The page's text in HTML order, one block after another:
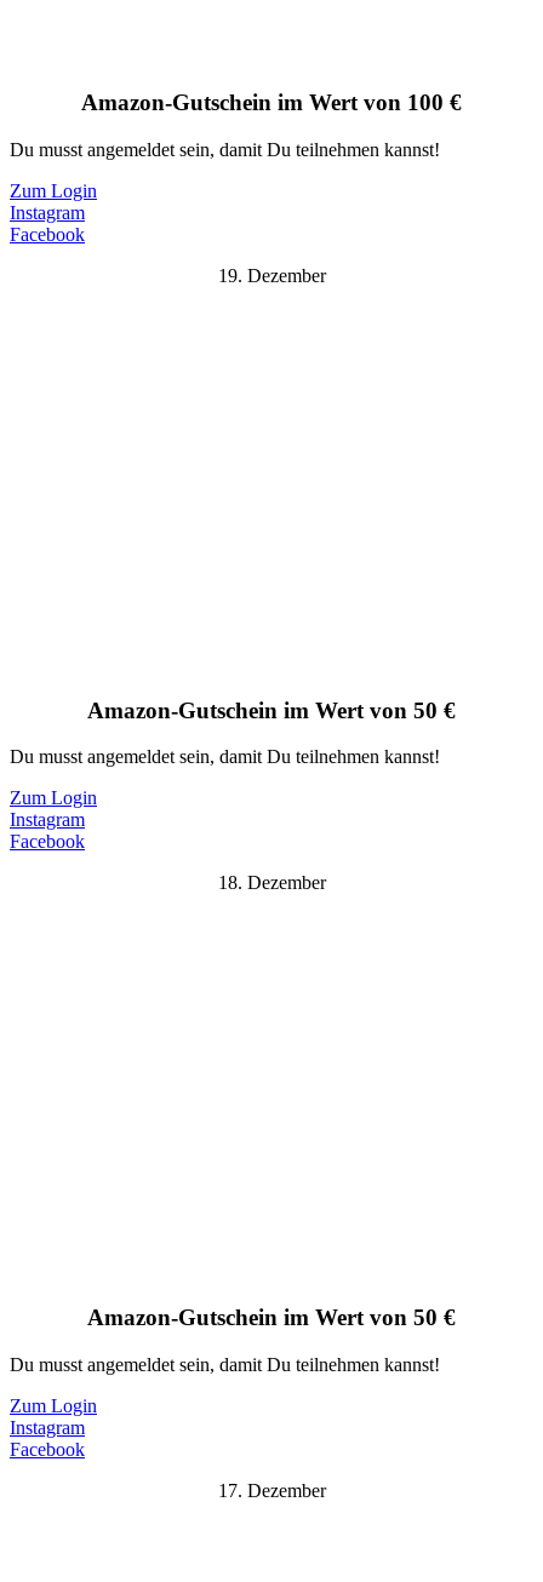
Amazon-Gutschein im Wert von 100 €
Du musst angemeldet sein, damit Du teilnehmen kannst!
Zum Login
Instagram
Facebook
19. Dezember
Amazon-Gutschein im Wert von 50 €
Du musst angemeldet sein, damit Du teilnehmen kannst!
Zum Login
Instagram
Facebook
18. Dezember
Amazon-Gutschein im Wert von 50 €
Du musst angemeldet sein, damit Du teilnehmen kannst!
Zum Login
Instagram
Facebook
17. Dezember